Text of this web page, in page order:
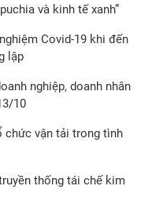
và kinh tế xanh”
Covid-19 khi đến
lập
nghiệp, doanh nhân
10
chức vận tải trong tình
thống tái chế kim